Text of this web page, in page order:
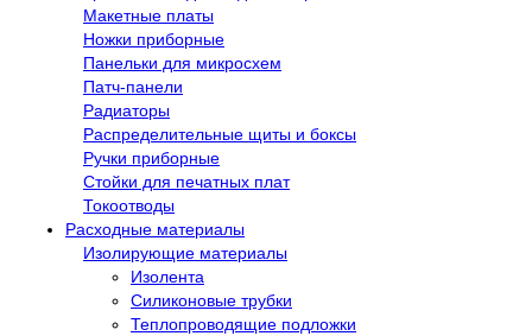
Макетные платы
Ножки приборные
Панельки для микросхем
Патч-панели
Радиаторы
Распределительные щиты и боксы
Ручки приборные
Стойки для печатных плат
Токоотводы
Расходные материалы
Изолирующие материалы
Изолента
Силиконовые трубки
Теплопроводящие подложки